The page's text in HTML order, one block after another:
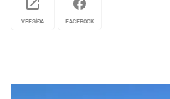
allan tímann með
leiðsögumönnum úr
VEFSÍÐA FACEBOOK